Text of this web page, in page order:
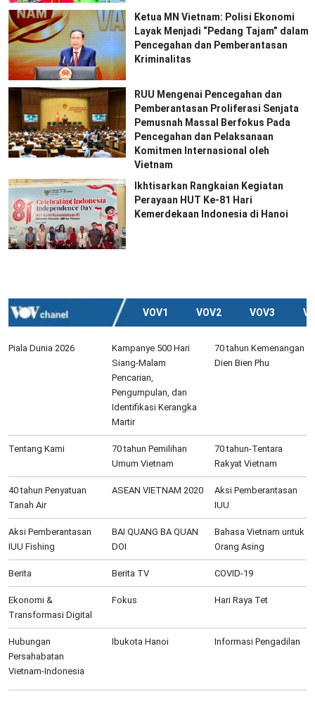
Ketua MN Vietnam: Polisi Ekonomi
Layak Menjadi “Pedang Tajam” dalam
Pencegahan dan Pemberantasan
Kriminalitas
RUU Mengenai Pencegahan dan
Pemberantasan Proliferasi Senjata
Pemusnah Massal Berfokus Pada
Pencegahan dan Pelaksanaan
Komitmen Internasional oleh
Vietnam
Ikhtisarkan Rangkaian Kegiatan
Perayaan HUT Ke-81 Hari
Kemerdekaan Indonesia di Hanoi
VOV1 VOV2 VOV3
Piala Dunia 2026
Kampanye 500 Hari
Siang-Malam
Pencarian,
Pengumpulan, dan
Identifikasi Kerangka
Martir
70 tahun Kemenangan
Dien Bien Phu
Tentang Kami
70 tahun Pemilihan
Umum Vietnam
70 tahun-Tentara
Rakyat Vietnam
40 tahun Penyatuan
Tanah Air
ASEAN VIETNAM 2020
Aksi Pemberantasan
IUU
Aksi Pemberantasan
IUU Fishing
BAI QUANG BA QUAN
DOI
Bahasa Vietnam untuk
Orang Asing
Berita Berita TV COVID-19
Ekonomi &
Transformasi Digital
Fokus Hari Raya Tet
Hubungan
Persahabatan
Vietnam-Indonesia
Ibukota Hanoi Informasi Pengadilan